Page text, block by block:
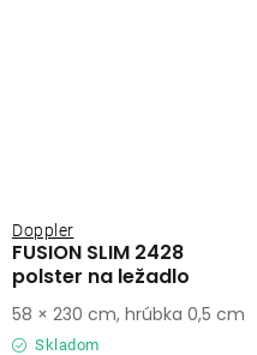
FUSION SLIM 2428
polster na ležadlo
Doppler
Skladom
58 × 230 cm, hrúbka 0,5 cm